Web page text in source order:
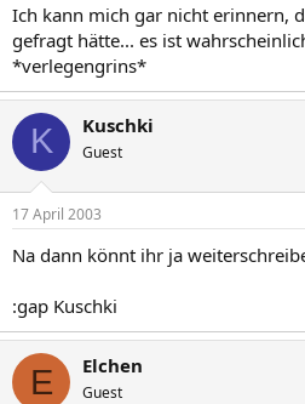
Ich kann mich gar nicht erinnern,
gefragt hätte... es ist
*verlegengrins*
K Kuschki
Guest
17 April 2003
Na dann könnt ihr ja
:gap Kuschki
E Elchen
Guest